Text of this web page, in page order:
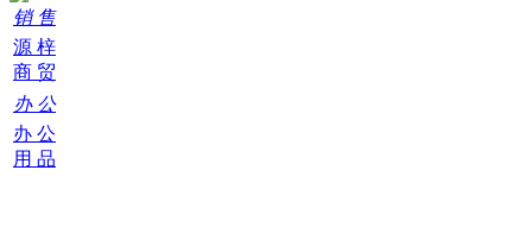
销 售
源 梓
商 贸
办 公
办 公
用 品